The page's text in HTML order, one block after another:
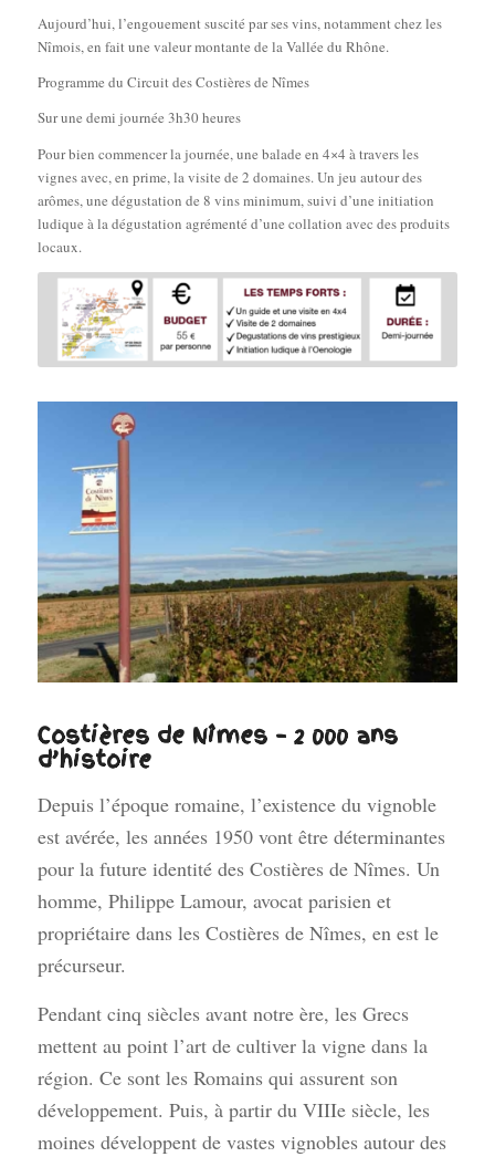
Aujourd’hui, l’engouement suscité par ses vins, notamment chez les
Nîmois, en fait une valeur montante de la Vallée du Rhône.
Programme du Circuit des Costières de Nîmes
Sur une demi journée 3h30 heures
Pour bien commencer la journée, une balade en 4×4 à travers les
vignes avec, en prime, la visite de 2 domaines. Un jeu autour des
arômes, une dégustation de 8 vins minimum, suivi d’une initiation
ludique à la dégustation agrémenté d’une collation avec des produits
locaux.
Costières de Nîmes – 2 000 ans
d’histoire
Depuis l’époque romaine, l’existence du vignoble
est avérée, les années 1950 vont être déterminantes
pour la future identité des Costières de Nîmes. Un
homme, Philippe Lamour, avocat parisien et
propriétaire dans les Costières de Nîmes, en est le
précurseur.
Pendant cinq siècles avant notre ère, les Grecs
mettent au point l’art de cultiver la vigne dans la
région. Ce sont les Romains qui assurent son
développement. Puis, à partir du VIIIe siècle, les
moines développent de vastes vignobles autour des